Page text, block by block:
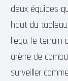
deux équipes
haut du
l’ego, le
arène de
surveiller